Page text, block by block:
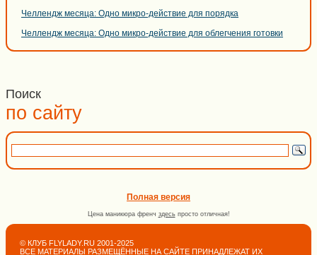
Челлендж месяца: Одно микро-действие для порядка
Челлендж месяца: Одно микро-действие для облегчения готовки
Поиск
по сайту
Полная версия
Цена маникюра френч здесьпросто отличная!
© КЛУБ FLYLADY.RU 2001-2025
ВСЕ МАТЕРИАЛЫ РАЗМЕЩЁННЫЕ НА САЙТЕ ПРИНАДЛЕЖАТ ИХ